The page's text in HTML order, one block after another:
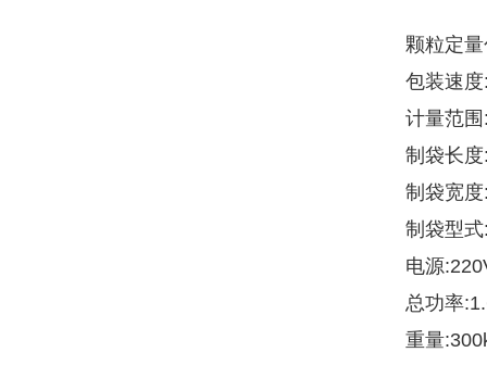
颗粒定
包装速
计量范
制袋长
制袋宽
制袋型
电源
总功率
重量